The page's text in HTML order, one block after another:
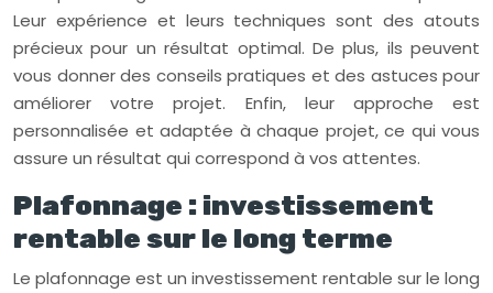
Leur expérience et leurs techniques sont des atouts
précieux pour un résultat optimal. De plus, ils peuvent
vous donner des conseils pratiques et des astuces pour
améliorer votre projet. Enfin, leur approche est
personnalisée et adaptée à chaque projet, ce qui vous
assure un résultat qui correspond à vos attentes.
Plafonnage : investissement
rentable sur le long terme
Le plafonnage est un investissement rentable sur le long